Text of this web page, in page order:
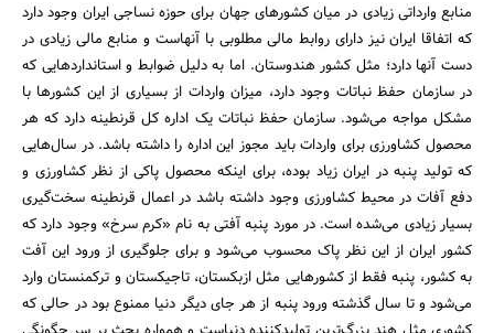
منابع وارداتی زیادی در میان کشورهای جهان برای حوزه نساجی ایران وجود دارد
که اتفاقا ایران نیز دارای روابط مالی مطلوبی با آنهاست و منابع مالی زیادی در
دست آنها دارد؛ مثل کشور هندوستان. اما به دلیل ضوابط و استانداردهایی که
در سازمان حفظ نباتات وجود دارد، میزان واردات از بسیاری از این کشورها با
مشکل مواجه می‌شود. سازمان حفظ نباتات یک اداره کل قرنطینه دارد که هر
محصول کشاورزی برای واردات باید مجوز این اداره را داشته باشد. در سال‌هایی
که تولید پنبه در ایران زیاد بوده، برای اینکه محصول پاکی از نظر کشاورزی و
دفع آفات در محیط کشاورزی وجود داشته باشد در اعمال قرنطینه سخت‌گیری
بسیار زیادی می‌شده است. در مورد پنبه آفتی به نام «کرم سرخ» وجود دارد که
کشور ایران از این نظر پاک محسوب می‌شود و برای جلوگیری از ورود این آفت
به کشور، پنبه فقط از کشورهایی مثل ازبکستان، تاجیکستان و ترکمنستان وارد
می‌شود و تا سال گذشته ورود پنبه از هر جای دیگر دنیا ممنوع بود در حالی که